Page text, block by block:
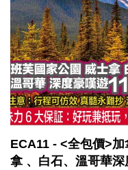
ECA11 - <全包價>
拿 、白石、溫哥華